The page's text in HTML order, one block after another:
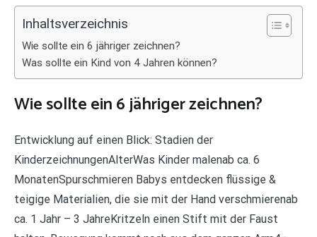
Inhaltsverzeichnis
Wie sollte ein 6 jähriger zeichnen?
Was sollte ein Kind von 4 Jahren können?
Wie sollte ein 6 jähriger zeichnen?
Entwicklung auf einen Blick: Stadien der
KinderzeichnungenAlterWas Kinder malenab ca. 6
MonatenSpurschmieren Babys entdecken flüssige &
teigige Materialien, die sie mit der Hand verschmierenab
ca. 1 Jahr – 3 JahreKritzeln einen Stift mit der Faust